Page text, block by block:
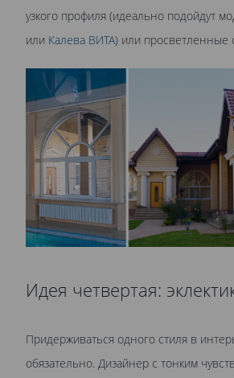
узкого профиля (идеально подойдут
или Калева ВИТА) или просветленные
Идея четвертая:
Придерживаться одного стиля в
обязательно. Дизайнер с тонким